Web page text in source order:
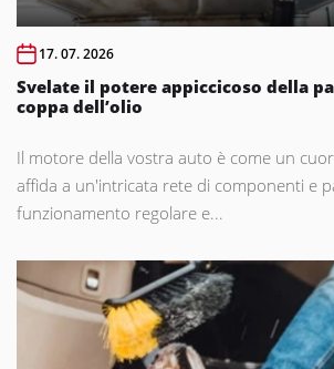
17. 07. 2026
Svelate il potere appiccicoso della
coppa dell’olio
Il motore della vostra auto è come un
affida a un'intricata rete di componenti e
funzionamento regolare e...